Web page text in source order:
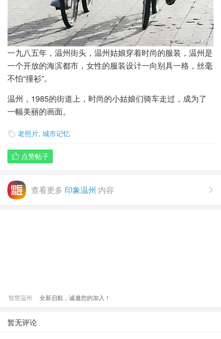
一九八五年，温州街头，温州姑娘穿着时尚的服装，温州是
一个开放的海滨都市，女性的服装设计一向别具一格，丝毫
不怕“撞衫”。
温州，1985的街道上，时尚的小姑娘们骑车走过，成为了
一幅美丽的画面。
 老照片, 城市记忆
 点赞帖子
查看更多 印象温州 内容 
智慧温州 全新启航，诚邀您的加入！
暂无评论